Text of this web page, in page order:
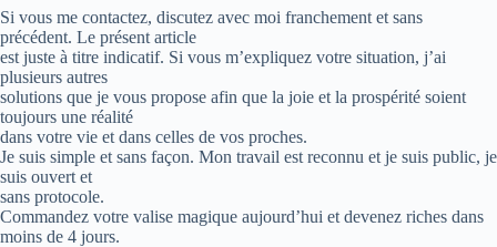
Si vous me contactez, discutez avec moi franchement et sans
précédent. Le présent article
est juste à titre indicatif. Si vous m’expliquez votre situation, j’ai
plusieurs autres
solutions que je vous propose afin que la joie et la prospérité soient
toujours une réalité
dans votre vie et dans celles de vos proches.
Je suis simple et sans façon. Mon travail est reconnu et je suis public, je
suis ouvert et
sans protocole.
Commandez votre valise magique aujourd’hui et devenez riches dans
moins de 4 jours.